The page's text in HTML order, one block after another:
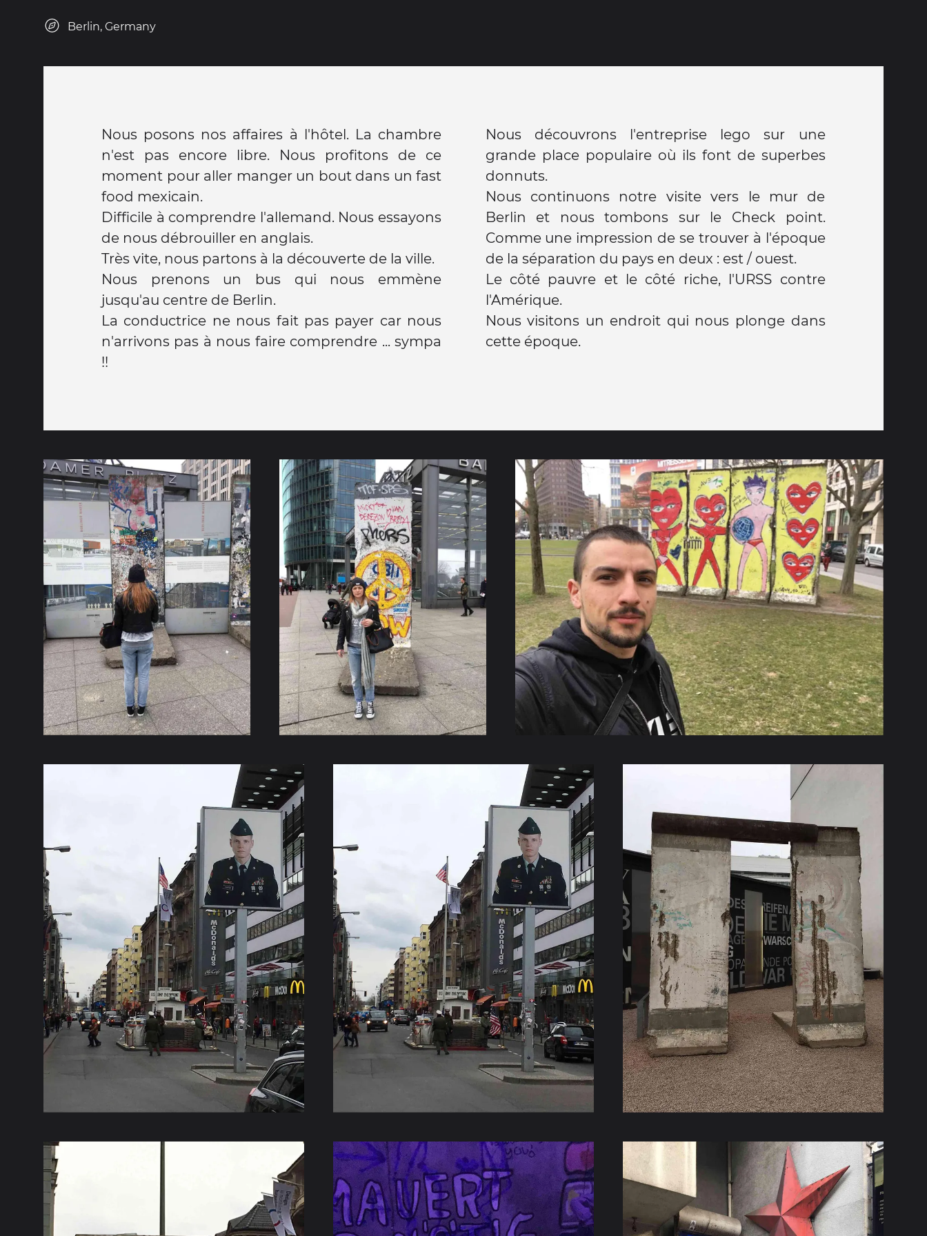
Berlin, Germany
Nous posons nos affaires à l'hôtel. La chambre
n'est pas encore libre. Nous profitons de ce
moment pour aller manger un bout dans un fast
food mexicain.
Difficile à comprendre l'allemand. Nous essayons
de nous débrouiller en anglais.
Très vite, nous partons à la découverte de la ville.
Nous prenons un bus qui nous emmène
jusqu'au centre de Berlin.
La conductrice ne nous fait pas payer car nous
n'arrivons pas à nous faire comprendre ... sympa
!!
Nous découvrons l'entreprise lego sur une
grande place populaire où ils font de superbes
donnuts.
Nous continuons notre visite vers le mur de
Berlin et nous tombons sur le Check point.
Comme une impression de se trouver à l'époque
de la séparation du pays en deux : est / ouest.
Le côté pauvre et le côté riche, l'URSS contre
l'Amérique.
Nous visitons un endroit qui nous plonge dans
cette époque.